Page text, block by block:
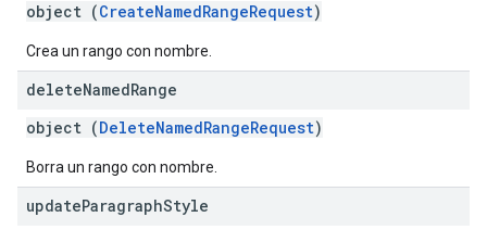
object (CreateNamedRangeRequest)
Crea un rango con nombre.
deleteNamedRange
object (DeleteNamedRangeRequest)
Borra un rango con nombre.
updateParagraphStyle